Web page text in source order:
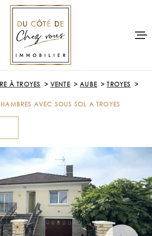
ACCUEIL
LOUER
VENDRE
NOTRE
À TROYES VENTE AUBE
TROYES
AVEC SOUS SOL A TROYES
VOTRE
RECHERCHE
TYPE
VILLE
Budget
BUDGET
RECHERCHER